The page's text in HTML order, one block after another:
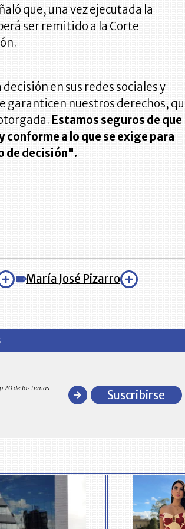
que, una vez ejecutada la
ser remitido a la Corte
en sus redes sociales y
garanticen nuestros derechos,
Estamos seguros de que
conforme a lo que se exige para
de decisión".
María José Pizarro
20 de los temas
comportamiento general y detallado de las
en ventas en ColombiaSuscribirse